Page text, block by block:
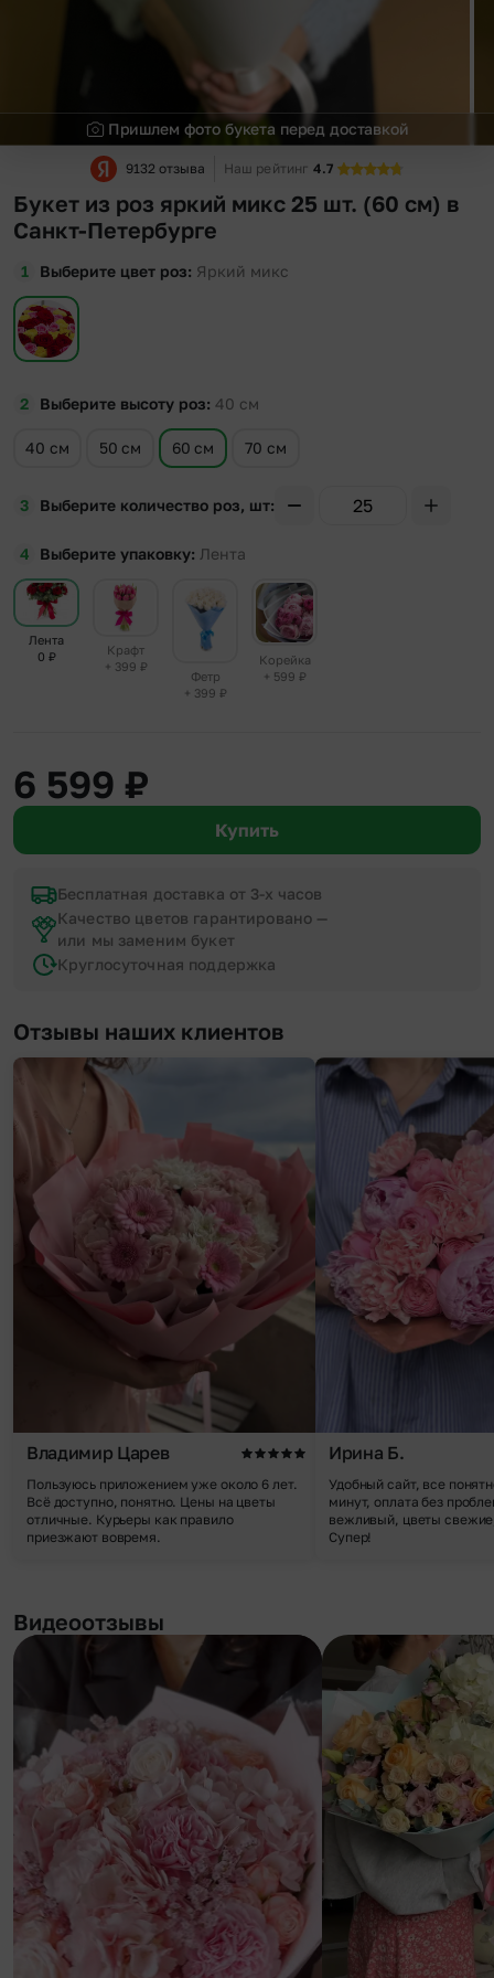
Пришлем фото букета перед доставкой
9132 отзыва Наш рейтинг 4.7
Букет из роз яркий микс 25 шт. (60 см) в
Санкт-Петербурге
Выберите цвет роз Яркий микс
Выберите высоту роз 40 см
40 см 50 см 60 см 70 см
Выберите количество роз, шт
Выберите упаковку Лента
Лента
0 ₽
Крафт
+ 399 ₽
Фетр
+ 399 ₽
Корейка
+ 599 ₽
6 599 ₽
Купить
Бесплатная доставка от 3-х часов
Качество цветов гарантировано —
или мы заменим букет
Круглосуточная поддержка
Отзывы наших клиентов
Владимир Царев
Пользуюсь приложением уже около 6 лет.
Всё доступно, понятно. Цены на цветы
отличные. Курьеры как правило
приезжают вовремя.
Ирина Б.
Удобный сайт, все
минут, оплата без
вежливый, цветы
Супер!
Видеоотзывы